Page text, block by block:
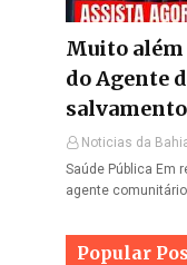
Muito
do Agente
Noticias da
Saúde Pública Em
agente
Popular